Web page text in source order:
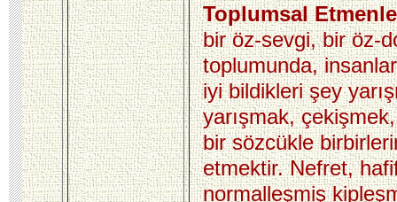
Toplumsal
bir öz-sevgi, bir öz-
toplumunda,
iyi bildikleri şey
yarışmak,
bir sözcükle
etmektir. Nefret,
normalleşmiş